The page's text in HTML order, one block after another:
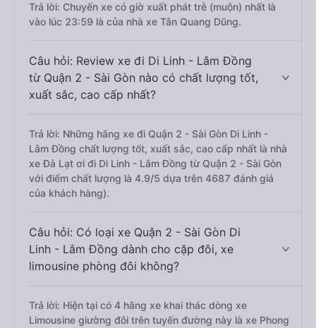
Trả lời: Chuyến xe có giờ xuất phát trễ (muộn) nhất là
vào lúc 23:59 là của nhà xe Tân Quang Dũng.
Câu hỏi: Review xe đi Di Linh - Lâm Đồng
từ Quận 2 - Sài Gòn nào có chất lượng tốt,
xuất sắc, cao cấp nhất?
Trả lời: Những hãng xe đi Quận 2 - Sài Gòn Di Linh -
Lâm Đồng chất lượng tốt, xuất sắc, cao cấp nhất là nhà
xe Đà Lạt ơi đi Di Linh - Lâm Đồng từ Quận 2 - Sài Gòn
với điểm chất lượng là 4.9/5 dựa trên 4687 đánh giá
của khách hàng).
Câu hỏi: Có loại xe Quận 2 - Sài Gòn Di
Linh - Lâm Đồng dành cho cặp đôi, xe
limousine phòng đôi không?
Trả lời: Hiện tại có 4 hãng xe khai thác dòng xe
Limousine giường đôi trên tuyến đường này là xe Phong